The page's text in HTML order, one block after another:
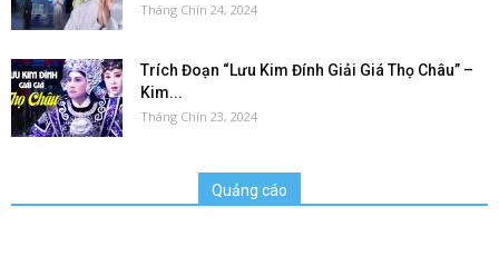
Tháng Chín 24, 2024
Trích Đoạn “Lưu Kim Đính Giải Giá Thọ Châu” –
Kim...
Tháng Chín 23, 2024
Quảng cáo